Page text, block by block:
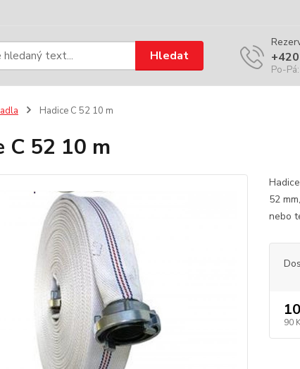
Hledat
Po-
Hadice C 52 10 m
C 52 10 m
52
nebo
90